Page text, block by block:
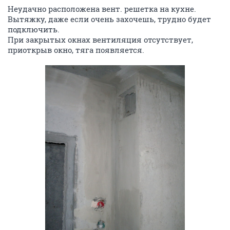
Неудачно расположена вент. решетка на кухне.
Вытяжку, даже если очень захочешь, трудно будет
подключить.
При закрытых окнах вентиляция отсутствует,
приоткрыв окно, тяга появляется.